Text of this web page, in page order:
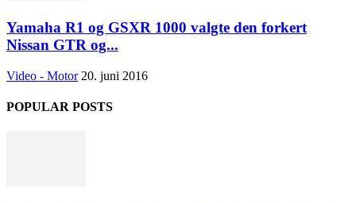
Yamaha R1 og GSXR 1000 valgte den forkert
Nissan GTR og...
Video - Motor 20. juni 2016
POPULAR POSTS